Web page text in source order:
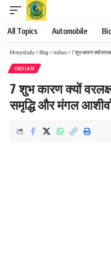
All Topics Automobile
Minorstudy > Blog > Indian >7 शुभ कारण क्यों
INDIAN
7 शुभ कारण क्यों
समृद्धि और मंगल